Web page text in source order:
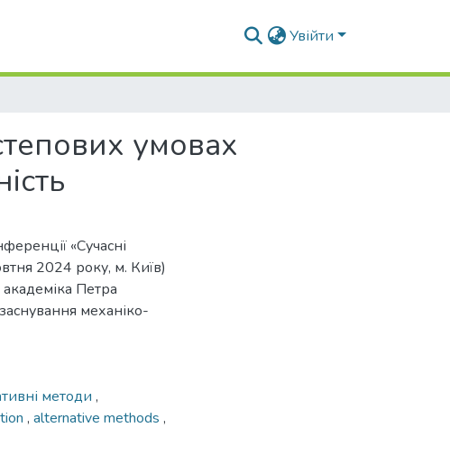
Увійти
умовах
«Сучасні
2024 року, м. Київ)
Петра
механіко-
методи ,
, alternative methods ,